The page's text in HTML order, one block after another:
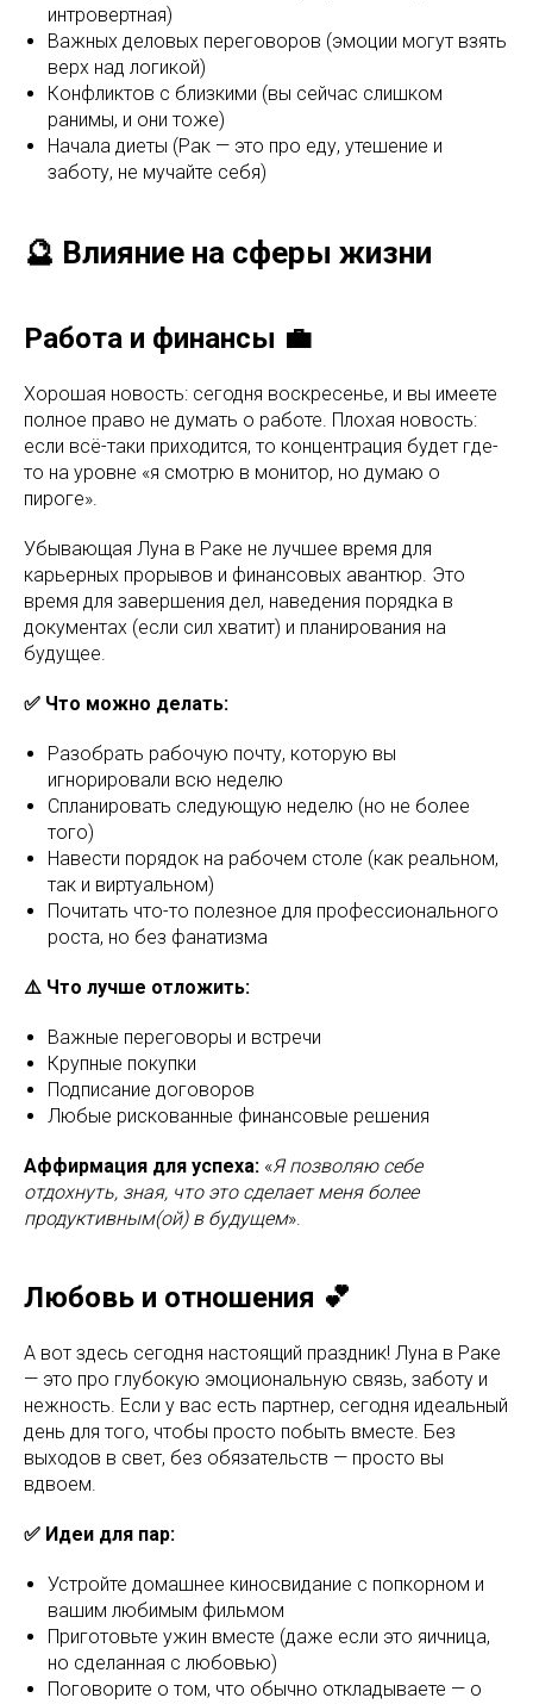
интровертная)
Важных деловых переговоров (эмоции могут взять
верх над логикой)
Конфликтов с близкими (вы сейчас слишком
ранимы, и они тоже)
Начала диеты (Рак — это про еду, утешение и
заботу, не мучайте себя)
🔮 Влияние на сферы жизни
Работа и финансы 💼
Хорошая новость: сегодня воскресенье, и вы имеете
полное право не думать о работе. Плохая новость:
если всё-таки приходится, то концентрация будет где-
то на уровне «я смотрю в монитор, но думаю о
пироге».
Убывающая Луна в Раке не лучшее время для
карьерных прорывов и финансовых авантюр. Это
время для завершения дел, наведения порядка в
документах (если сил хватит) и планирования на
будущее.
✅ Что можно делать:
Разобрать рабочую почту, которую вы
игнорировали всю неделю
Спланировать следующую неделю (но не более
того)
Навести порядок на рабочем столе (как реальном,
так и виртуальном)
Почитать что-то полезное для профессионального
роста, но без фанатизма
⚠️ Что лучше отложить:
Важные переговоры и встречи
Крупные покупки
Подписание договоров
Любые рискованные финансовые решения
Аффирмация для успеха: «Я позволяю себе
отдохнуть, зная, что это сделает меня более
продуктивным(ой) в будущем».
Любовь и отношения 💕
А вот здесь сегодня настоящий праздник! Луна в Раке
— это про глубокую эмоциональную связь, заботу и
нежность. Если у вас есть партнер, сегодня идеальный
день для того, чтобы просто побыть вместе. Без
выходов в свет, без обязательств — просто вы
вдвоем.
✅ Идеи для пар:
Устройте домашнее киносвидание с попкорном и
вашим любимым фильмом
Приготовьте ужин вместе (даже если это яичница,
но сделанная с любовью)
Поговорите о том, что обычно откладываете — о